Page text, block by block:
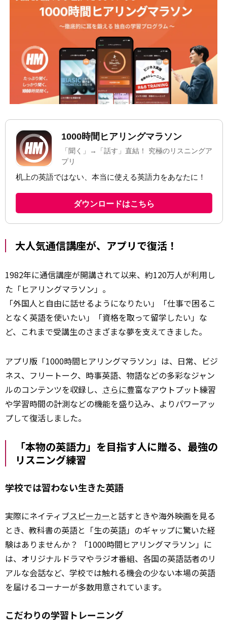
大人気通信講座が、アプリで復活！
1982年に通信講座が開講されて以来、約120万人が利用し
た「ヒアリングマラソン」。
「外国人と自由に話せるようになりたい」「仕事で困るこ
となく英語を使いたい」「資格を取って留学したい」な
ど、これまで受講生のさまざまな夢を支えてきました。
アプリ版「1000時間ヒアリングマラソン」は、日常、ビジ
ネス、フリートーク、時事英語、物語などの多彩なジャン
ルのコンテンツを収録し、 さらに豊富なアウトプット練習
や学習時間の計測などの機能を盛り込み、よりパワーアッ
プして復活しました。
「本物の英語力」を目指す人に贈る、最強の
リスニング練習
学校では習わない生きた英語
実際にネイティブスピーカー と話すときや海外映画を見る
とき、教科書の英語と「生の英語」のギャップに驚いた経
験はありませんか？ 「1000時間ヒアリングマラソン」に
は、オリジナルドラマやラジオ番組、各国の英語話者のリ
アルな会話など、学校では触れる機会の少ない本場の英語
を届けるコーナーが多数用意されています。
こだわりの学習トレーニング